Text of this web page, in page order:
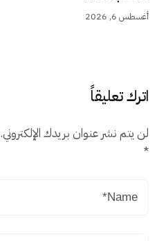
أغسطس 6, 2026
اترك تعليقاً
لن يتم نشر عنوان بريدك الإلكتروني.
*